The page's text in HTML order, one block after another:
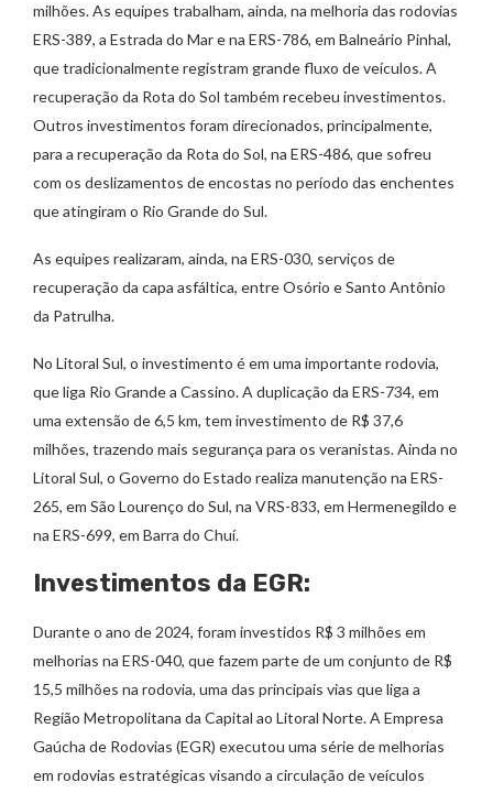
milhões. As equipes trabalham, ainda, na melhoria das rodovias
ERS-389, a Estrada do Mar e na ERS-786, em Balneário Pinhal,
que tradicionalmente registram grande fluxo de veículos. A
recuperação da Rota do Sol também recebeu investimentos.
Outros investimentos foram direcionados, principalmente,
para a recuperação da Rota do Sol, na ERS-486, que sofreu
com os deslizamentos de encostas no período das enchentes
que atingiram o Rio Grande do Sul.
As equipes realizaram, ainda, na ERS-030, serviços de
recuperação da capa asfáltica, entre Osório e Santo Antônio
da Patrulha.
No Litoral Sul, o investimento é em uma importante rodovia,
que liga Rio Grande a Cassino. A duplicação da ERS-734, em
uma extensão de 6,5 km, tem investimento de R$ 37,6
milhões, trazendo mais segurança para os veranistas. Ainda no
Litoral Sul, o Governo do Estado realiza manutenção na ERS-
265, em São Lourenço do Sul, na VRS-833, em Hermenegildo e
na ERS-699, em Barra do Chuí.
Investimentos da EGR:
Durante o ano de 2024, foram investidos R$ 3 milhões em
melhorias na ERS-040, que fazem parte de um conjunto de R$
15,5 milhões na rodovia, uma das principais vias que liga a
Região Metropolitana da Capital ao Litoral Norte. A Empresa
Gaúcha de Rodovias (EGR) executou uma série de melhorias
em rodovias estratégicas visando a circulação de veículos